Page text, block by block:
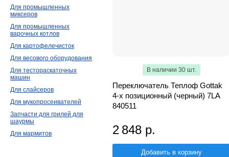
В наличии 30 шт.
Переключатель Теплоф Gottak
4-х позиционный (черный) 7LA
840511
2 848 р.
Добавить в корзину
Для промышленных
миксеров
Для промышленных
варочных котлов
Для картофелечисток
Для весового оборудования
Для тестораскаточных
машин
Для слайсеров
Для мукопросеивателей
Запчасти для грилей для
шаурмы
Для мармитов